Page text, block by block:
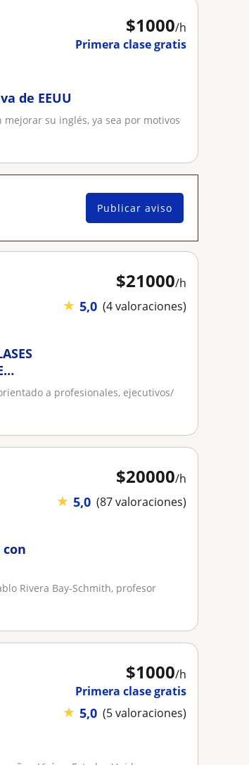
$1000/h
Primera clase gratis
de EEUU
su inglés, ya sea por motivos
Publicar aviso
$21000/h
★ 5,0 (4 valoraciones)
a profesionales, ejecutivos/
$20000/h
★ 5,0 (87 valoraciones)
Rivera Bay-Schmith, profesor
$1000/h
Primera clase gratis
★ 5,0 (5 valoraciones)